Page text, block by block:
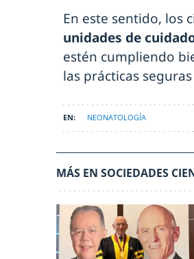
En este sentido, los
unidades de
estén cumpliendo
las prácticas
NEONATOLOGÍA
MÁS EN SOCIEDADES